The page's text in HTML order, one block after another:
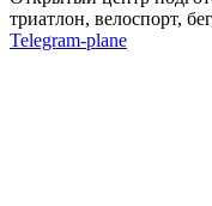
триатлон, велоспорт,
Telegram-plane